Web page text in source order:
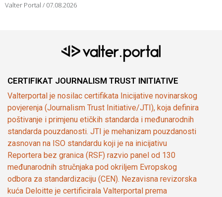
Valter Portal 07.08.2026
CERTIFIKAT JOURNALISM TRUST INITIATIVE
Valterportal je nosilac certifikata Inicijative novinarskog
povjerenja (Journalism Trust Initiative/JTI), koja definira
poštivanje i primjenu etičkih standarda i međunarodnih
standarda pouzdanosti. JTI je mehanizam pouzdanosti
zasnovan na ISO standardu koji je na inicijativu
Reportera bez granica (RSF) razvio panel od 130
međunarodnih stručnjaka pod okriljem Evropskog
odbora za standardizaciju (CEN). Nezavisna revizorska
kuća Deloitte je certificirala Valterportal prema